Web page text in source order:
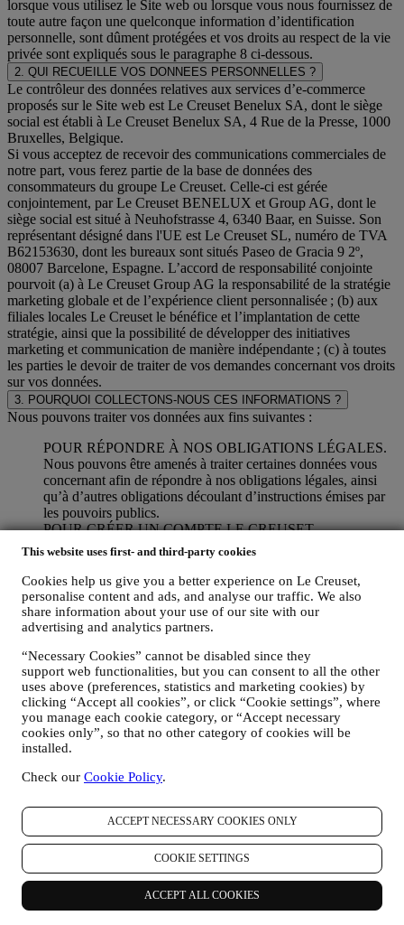
This website uses first- and third-party cookies
Cookies help us give you a better experience on Le Creuset,
personalise content and ads, and analyse our traffic. We also
share information about your use of our site with our
advertising and analytics partners.
“Necessary Cookies” cannot be disabled since they
support web functionalities, but you can consent to all the other
uses above (preferences, statistics and marketing cookies) by
clicking “Accept all cookies”, or click “Cookie settings”, where
you manage each cookie category, or “Accept necessary
cookies only”, so that no other category of cookies will be
installed.
Check our Cookie Policy.
ACCEPT NECESSARY COOKIES ONLY
COOKIE SETTINGS
ACCEPT ALL COOKIES
lorsque vous utilisez le Site web ou lorsque vous nous fournissez de
toute autre façon une quelconque information d’identification
personnelle, sont dûment protégées et vos droits au respect de la vie
privée sont expliqués sous le paragraphe 8 ci-dessous.
2. QUI RECUEILLE VOS DONNEES PERSONNELLES ?
Le contrôleur des données relatives aux services d’e-commerce
proposés sur le Site web est Le Creuset Benelux SA, dont le siège
social est établi à Le Creuset Benelux SA, 4 Rue de la Presse, 1000
Bruxelles, Belgique.
Si vous acceptez de recevoir des communications commerciales de
notre part, vous ferez partie de la base de données des
consommateurs du groupe Le Creuset. Celle-ci est gérée
conjointement, par Le Creuset BENELUX et Group AG, dont le
siège social est situé à Neuhofstrasse 4, 6340 Baar, en Suisse. Son
représentant désigné dans l'UE est Le Creuset SL, numéro de TVA
B62153630, dont les bureaux sont situés Paseo de Gracia 9 2º,
08007 Barcelone, Espagne. L’accord de responsabilité conjointe
pourvoit (a) à Le Creuset Group AG la responsabilité de la stratégie
marketing globale et de l’expérience client personnalisée ; (b) aux
filiales locales Le Creuset le bénéfice et l’implantation de cette
stratégie, ainsi que la possibilité de développer des initiatives
marketing et communication de manière indépendante ; (c) à toutes
les parties le devoir de traiter de vos demandes concernant vos droits
sur vos données.
3. POURQUOI COLLECTONS-NOUS CES INFORMATIONS ?
Nous pouvons traiter vos données aux fins suivantes :
POUR RÉPONDRE À NOS OBLIGATIONS LÉGALES.
Nous pouvons être amenés à traiter certaines données vous
concernant afin de répondre à nos obligations légales, ainsi
qu’à d’autres obligations découlant d’instructions émises par
les pouvoirs publics.
POUR CRÉER UN COMPTE LE CREUSET.
Nous utiliserons vos données pour créer un compte Le
Creuset, qui vous donnera accès à une série d’avantages
réservés aux utilisateurs enregistrés, qui vous permettra de
mieux tirer profit de nos services, comme un passage plus
rapide à la caisse et la sauvegarde de multiples adresses
d’expédition ou de consulter et de tracer les commandes.
vous offrir ces services en tant que détenteur d’un compte Le
Creuset.
POUR GÉRER VOS COMMANDES ET ASSURER LA
FOURNITURE DE NOS PRODUITS OU LA
PRESTATION DE NOS SERVICES ET VOUS
PROPOSER NOTRE ASSISTANCE.
Nous utiliserons vos données pour gérer notre relation
contractuelle avec vous, vos achats de produits sur le Site web
et en boutique Le Creuset, votre utilisation du Site web, toute
assistance après-vente ultérieure ou votre participation à nos
concours. Nous pourrons avoir à traiter certaines données
vous concernant pour gérer nos obligations administratives
liées à notre relation contractuelle avec vous, telles que la
comptabilité, la facturation et certaines vérifications, la
vérification des paiements par carte, le dépistage de la fraude,
la sécurité, la sécurisation et les tests de nos systèmes, la